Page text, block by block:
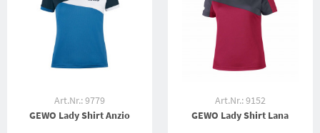
Art.Nr.: 9779
GEWO Lady Shirt Anzio
Art.Nr.: 9152
GEWO Lady Shirt Lana